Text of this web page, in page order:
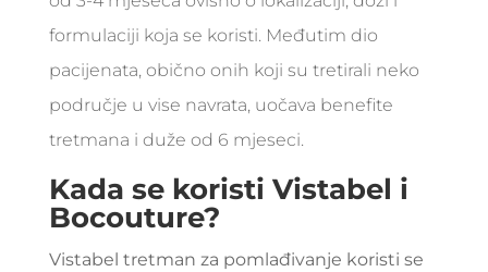
formulaciji koja se koristi. Međutim dio
pacijenata, obično onih koji su tretirali neko
područje u vise navrata, uočava benefite
tretmana i duže od 6 mjeseci.
Kada se koristi Vistabel i
Bocouture?
Vistabel tretman za pomlađivanje koristi se